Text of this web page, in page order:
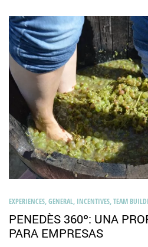
EXPERIENCES,GENERAL, INCENTIVES,TEAM
PENEDÈS 360º: UNA
PARA EMPRESAS